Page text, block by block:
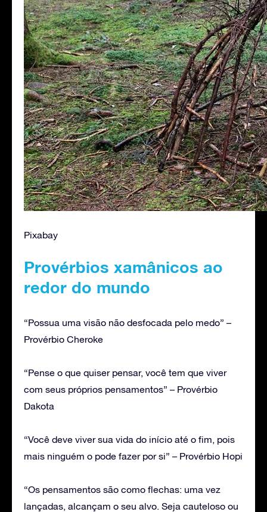
Pixabay
Provérbios xamânicos ao
redor do mundo
“Possua uma visão não desfocada pelo medo” –
Provérbio Cheroke
“Pense o que quiser pensar, você tem que viver
com seus próprios pensamentos” – Provérbio
Dakota
“Você deve viver sua vida do início até o fim, pois
mais ninguém o pode fazer por si” – Provérbio Hopi
“Os pensamentos são como flechas: uma vez
lançadas, alcançam o seu alvo. Seja cauteloso ou